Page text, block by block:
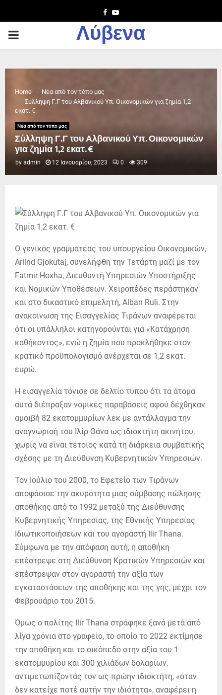
Facebook
Youtube
PRIMARY
Λύβενα
Home
Νέα από τον τόπο μας
Σύλληψη Γ.Γ του Αλβανικού Υπ. Οικονομικών για ζημία 1,2
εκατ. €
Νέα από τον τόπο μας
Σύλληψη Γ.Γ του Αλβανικού Υπ. Οικονομικών
για ζημία 1,2 εκατ. €
by admin 12 Ιανουαρίου, 2023 0 309
Ο γενικός γραμματέας του υπουργείου Οικονομικών,
Arlind Gjokutaj, συνελήφθη την Τετάρτη μαζί με τον
Fatmir Hoxha, Διευθυντή Υπηρεσιών Υποστήριξης
και Νομικών Υποθέσεων. Χειροπέδες περάστηκαν
και στο δικαστικό επιμελητή, Alban Ruli. Στην
ανακοίνωση της Εισαγγελίας Τιράνων αναφέρεται
ότι οι υπάλληλοι κατηγορούνται για «Κατάχρηση
καθήκοντος», ενώ η ζημία που προκλήθηκε στον
κρατικό προϋπολογισμό ανέρχεται σε 1,2 εκατ.
ευρώ.
Η εισαγγελία τόνισε σε δελτίο τύπου ότι τα άτομα
αυτά διέπραξαν νομικές παραβάσεις αφού δέχθηκαν
αμοιβή 82 εκατομμυρίων λεκ με αντάλλαγμα την
αναγνώρισή του Ιλίρ Θάνα ως ιδιοκτήτη ακινήτου,
χωρίς να είναι τέτοιος κατά τη διάρκεια συμβατικής
σχέσης με τη Διεύθυνση Κυβερνητικών Υπηρεσιών.
Τον Ιούλιο του 2000, το Εφετείο των Τιράνων
αποφάσισε την ακυρότητα μιας σύμβασης πώλησης
αποθήκης από το 1992 μεταξύ της Διεύθυνσης
Κυβερνητικής Υπηρεσίας, της Εθνικής Υπηρεσίας
Ιδιωτικοποιήσεων και του αγοραστή Ilir Thana.
Σύμφωνα με την απόφαση αυτή, η αποθήκη
επέστρεψε στη Διεύθυνση Κρατικών Υπηρεσιών και
επέστρεψαν στον αγοραστή την αξία των
εγκαταστάσεων της αποθήκης και της γης, μέχρι τον
Φεβρουάριο του 2015.
Όμως ο πολίτης Ilir Thana στράφηκε ξανά μετά από
λίγα χρόνια στο γραφείο, το οποίο το 2022 εκτίμησε
την αποθήκη και το οικόπεδο στην αξία του 1
εκατομμυρίου και 300 χιλιάδων δολαρίων,
αντιμετωπίζοντάς τον ως πρώην ιδιοκτήτη, «όταν
δεν κατείχε ποτέ αυτήν την ιδιότητα», αναφέρει η